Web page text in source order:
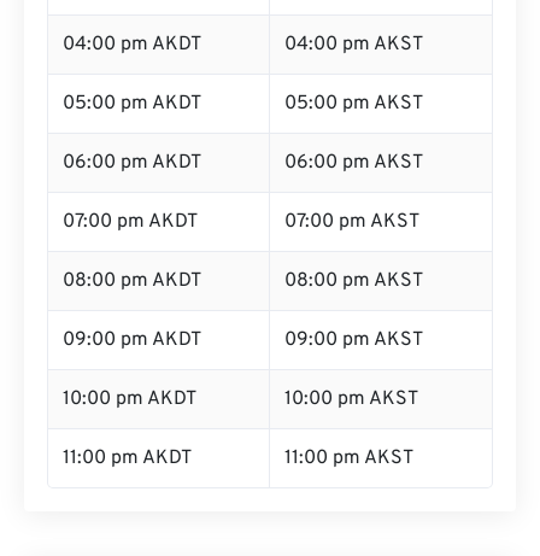
04:00 pm AKDT 04:00 pm AKST
05:00 pm AKDT 05:00 pm AKST
06:00 pm AKDT 06:00 pm AKST
07:00 pm AKDT 07:00 pm AKST
08:00 pm AKDT 08:00 pm AKST
09:00 pm AKDT 09:00 pm AKST
10:00 pm AKDT 10:00 pm AKST
11:00 pm AKDT 11:00 pm AKST